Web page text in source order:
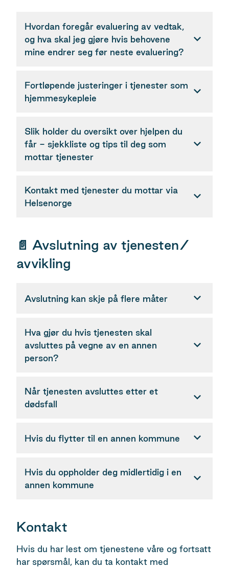
Hvordan foregår evaluering av vedtak,
og hva skal jeg gjøre hvis behovene
mine endrer seg før neste evaluering?
Fortløpende justeringer i tjenester som
hjemmesykepleie
Slik holder du oversikt over hjelpen du
får - sjekkliste og tips til deg som
mottar tjenester
Kontakt med tjenester du mottar via
Helsenorge
📄 Avslutning av tjenesten/
avvikling
Avslutning kan skje på flere måter
Hva gjør du hvis tjenesten skal
avsluttes på vegne av en annen
person?
Når tjenesten avsluttes etter et
dødsfall
Hvis du flytter til en annen kommune
Hvis du oppholder deg midlertidig i en
annen kommune
Kontakt
Hvis du har lest om tjenestene våre og fortsatt
har spørsmål, kan du ta kontakt med